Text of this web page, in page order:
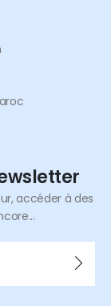
accéder à des